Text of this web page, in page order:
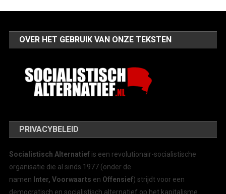
OVER HET GEBRUIK VAN ONZE TEKSTEN
PRIVACYBELEID
Socialistisch Alternatief is een revolutionair-socialistische
organisatie die al sinds 1977 (onder de
namen Inter, Voorwaarts en Offensief) strijdt voor een
democratisch en socialistisch alternatief op het kapitalisme